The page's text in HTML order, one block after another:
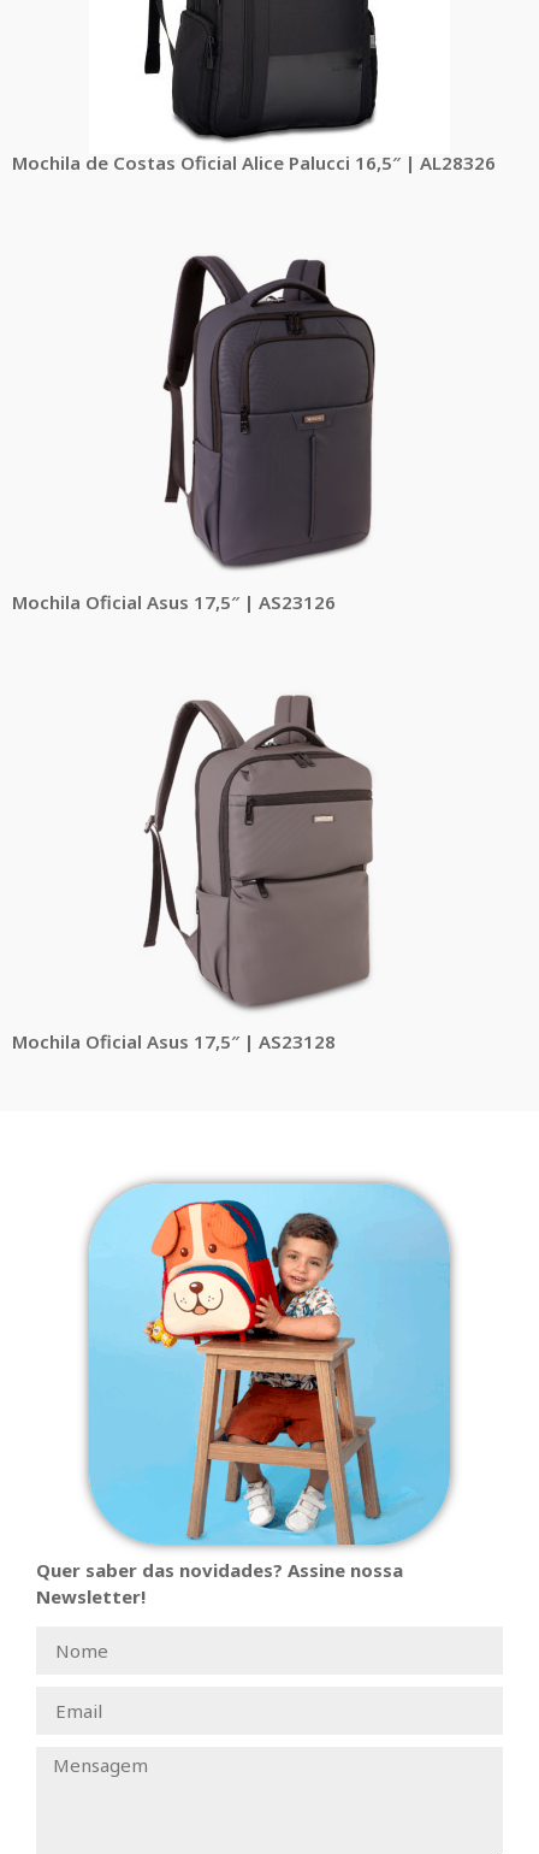
Mochila de Costas Oficial Alice Palucci 16,5″ | AL28326
Mochila Oficial Asus 17,5″ | AS23126
Mochila Oficial Asus 17,5″ | AS23128
Quer saber das novidades? Assine nossa
Newsletter!